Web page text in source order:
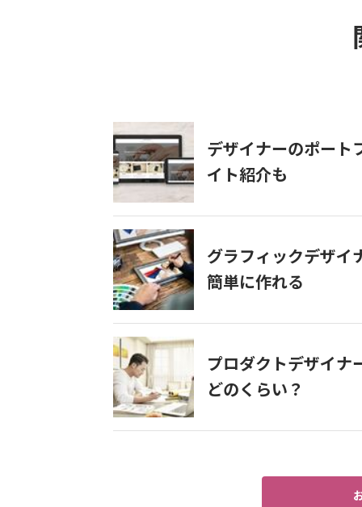
デザイナーのポート
イト紹介も
グラフィックデザイ
簡単に作れる
プロダクトデザイナ
どのくらい？